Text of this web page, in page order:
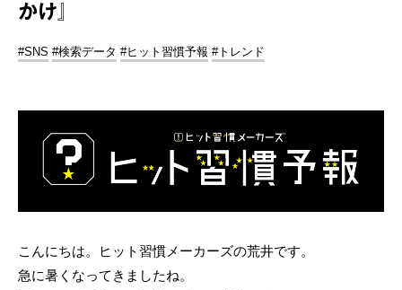
かけ』
#SNS #検索データ #ヒット習慣予報 #トレンド
こんにちは。ヒット習慣メーカーズの荒井です。
急に暑くなってきましたね。